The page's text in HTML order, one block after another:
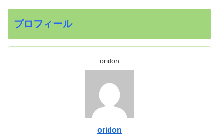
プロフィール
oridon
oridon